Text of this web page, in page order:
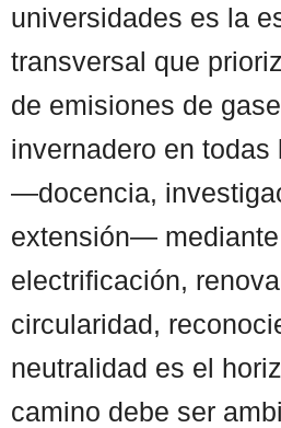
universidades es la
transversal que
de emisiones de
invernadero en
—docencia,
extensión—
electrificación,
circularidad,
neutralidad es el
camino debe ser